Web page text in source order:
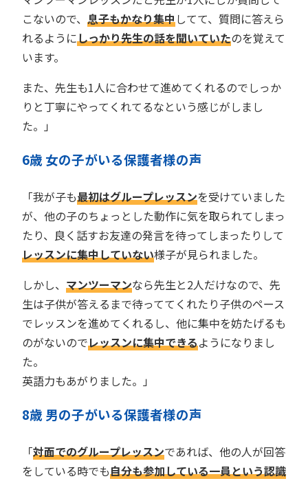
こないので、 息子もかなり集中してて、質問に答えら
れるようにしっかり先生の話を聞いていたのを覚えて
います。
また、先生も1人に合わせて進めてくれるのでしっか
りと丁寧にやってくれてるなという感じがしまし
た。」
6歳 女の子がいる保護者様の声
「我が子も最初はグループレッスンを受けていました
が、他の子のちょっとした動作に気を取られてしまっ
たり、良く話すお友達の発言を待ってしまったりして
レッスンに集中していない様子が見られました。
しかし、 マンツーマンなら先生と2人だけなので、先
生は子供が答えるまで待っててくれたり子供のペース
でレッスンを進めてくれるし、他に集中を妨たげるも
のがないのでレッスンに集中できるようになりまし
た。
英語力もあがりました。」
8歳 男の子がいる保護者様の声
「対面でのグループレッスンであれば、他の人が回答
をしている時でも自分も参加している一員という認識